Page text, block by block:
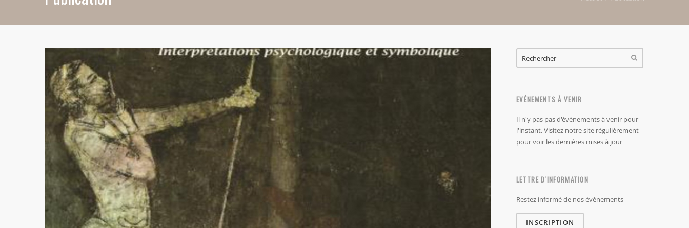
FORMULAIRE DE RECHERCHE
EVÉNEMENTS À VENIR
Il n'y pas pas d'évènements à venir pour
l'instant. Visitez notre site régulièrement
pour voir les dernières mises à jour
LETTRE D'INFORMATION
Restez informé de nos évènements
INSCRIPTION